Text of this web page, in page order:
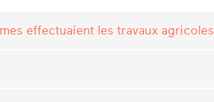
effectuaient les travaux agricoles